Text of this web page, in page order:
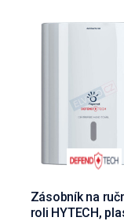
Zásobník na
roli HYTECH,